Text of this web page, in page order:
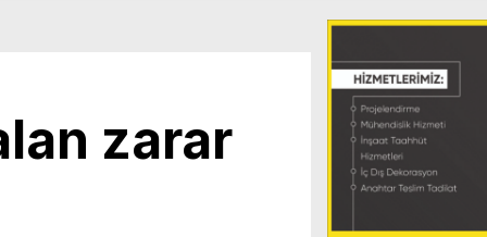
İÇİN ÖNEMLİ UYARILAR
zarar